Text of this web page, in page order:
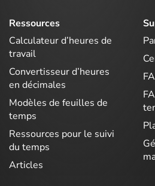
Ressources
Calculateur d’heures de
travail
Convertisseur d’heures
en décimales
Modèles de feuilles de
temps
Ressources pour le suivi
du temps
Articles